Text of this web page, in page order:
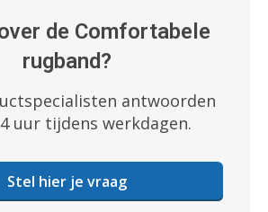
de Comfortabele
rugband?
antwoorden
uur tijdens werkdagen.
Stel hier je vraag